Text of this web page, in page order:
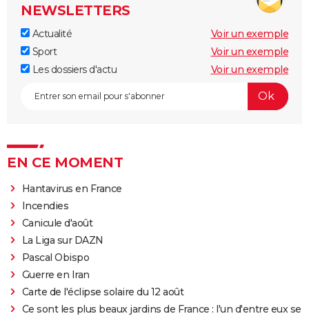
NEWSLETTERS
Actualité
Voir un exemple
Sport
Voir un exemple
Les dossiers d'actu
Voir un exemple
EN CE MOMENT
Hantavirus en France
Incendies
Canicule d'août
La Liga sur DAZN
Pascal Obispo
Guerre en Iran
Carte de l'éclipse solaire du 12 août
Ce sont les plus beaux jardins de France : l'un d'entre eux se